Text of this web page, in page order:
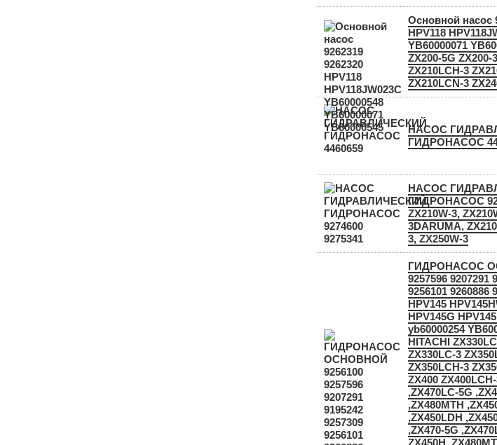
Основной насос
HPV118
YB60000071
ZX200-5G ZX200-
ZX210LCH-3
ZX210LCN-3
НАСОС
ГИДРОНАСОС
НАСОС
ГИДРОНАСОС
ZX210W-3,
3DARUMA,
3, ZX250W-3
ГИДРОНАСОС
9257596 9207291
9256101 9260886
HPV145
HPV145G
yb60000254
HITACHI
ZX330LC-3
ZX350LCH-3
ZX400
,ZX470LC-5G
,ZX480MTH
,ZX450LDH
,ZX470-5G
ZX450H